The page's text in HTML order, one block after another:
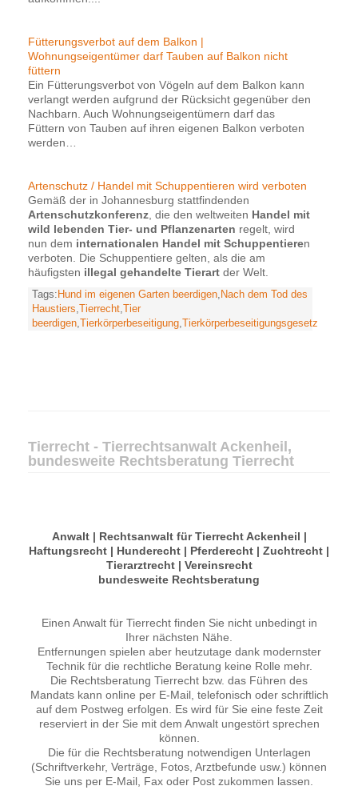
Fütterungsverbot auf dem Balkon |
Wohnungseigentümer darf Tauben auf Balkon nicht
füttern
Ein Fütterungsverbot von Vögeln auf dem Balkon kann
verlangt werden aufgrund der Rücksicht gegenüber den
Nachbarn. Auch Wohnungseigentümern darf das
Füttern von Tauben auf ihren eigenen Balkon verboten
werden…
Artenschutz / Handel mit Schuppentieren wird verboten
Gemäß der in Johannesburg stattfindenden
Artenschutzkonferenz , die den weltweiten Handel mit
wild lebenden Tier- und Pflanzenarten regelt, wird
nun dem internationalen Handel mit Schuppentieren
verboten. Die Schuppentiere gelten, als die am
häufigsten illegal gehandelte Tierart der Welt.
Tags: Hund im eigenen Garten beerdigen Nach dem Tod des
Haustiers Tierrecht Tier
beerdigen Tierkörperbeseitigung Tierkörperbeseitigungsgesetz
Tierrecht - Tierrechtsanwalt Ackenheil,
bundesweite Rechtsberatung Tierrecht
Anwalt | Rechtsanwalt für Tierrecht Ackenheil |
Haftungsrecht | Hunderecht | Pferderecht | Zuchtrecht |
Tierarztrecht | Vereinsrecht
bundesweite Rechtsberatung
Einen Anwalt für Tierrecht finden Sie nicht unbedingt in
Ihrer nächsten Nähe.
Entfernungen spielen aber heutzutage dank modernster
Technik für die rechtliche Beratung keine Rolle mehr.
Die Rechtsberatung Tierrecht bzw. das Führen des
Mandats kann online per E-Mail, telefonisch oder schriftlich
auf dem Postweg erfolgen. Es wird für Sie eine feste Zeit
reserviert in der Sie mit dem Anwalt ungestört sprechen
können.
Die für die Rechtsberatung notwendigen Unterlagen
(Schriftverkehr, Verträge, Fotos, Arztbefunde usw.) können
Sie uns per E-Mail, Fax oder Post zukommen lassen.